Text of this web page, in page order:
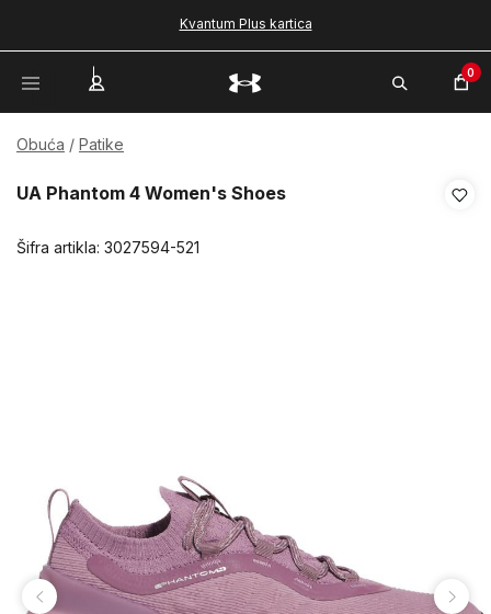
Kvantum Plus kartica
0
Obuća Patike
UA Phantom 4 Women's Shoes
Šifra artikla: 3027594-521